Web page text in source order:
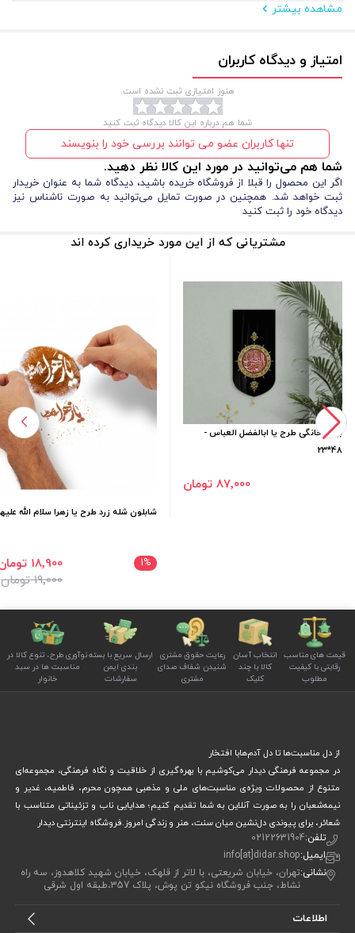
ابعاد ( سانتی متر )
شکل
مستطیل عمودی
مشاهده بیشتر
امتیاز و دیدگاه کاربران
هنوز امتیازی ثبت نشده است.
شما هم درباره این کالا دیدگاه ثبت کنید
تنها کاربران عضو می توانند بررسی خود را بنویسند
شما هم می‌توانید در مورد این کالا نظر دهید.
اگر این محصول را قبلا از فروشگاه خریده باشید، دیدگاه شما به عنوان خریدار
ثبت خواهد شد. همچنین در صورت تمایل می‌توانید به صورت ناشناس نیز
دیدگاه خود را ثبت کنید
مشتریانی که از این مورد خریداری کرده اند
بیرق خانگی طرح یا ابالفضل العباس -
48*23
87٬000 تومان
شابلون شله زرد طرح یا زهرا سلام الله
1%
19٬000 تومان
18٬900 تومان
قیمت های مناسب
رقابتی با کیفیت
مطلوب
انتخاب آسان
کالا با چند
کلیک
رعایت حقوق مشتری
شنیدن شفاف صدای
مشتری
ارسال سریع با بسته
بندی ایمن
سفارشات
نوآوری طرح، تنوع کالا در
مناسبت ها در سبد
خانوار
از دل مناسبت‌ها تا دل آدم‌هابا افتخار
در مجموعه فرهنگی دیدار می‌کوشیم با بهره‌گیری از خلاقیت و نگاه فرهنگی، مجموعه‌ای
متنوع از محصولات ویژه‌ی مناسبت‌های ملی و مذهبی همچون محرم، فاطمیه، غدیر و
نیمه‌شعبان را به صورت آنلاین به شما تقدیم کنیم؛ هدایایی ناب و تزئیناتی متناسب با
شعائر، برای پیوندی دل‌نشین میان سنت، هنر و زندگی امروز.فروشگاه اینترنتی دیدار
تلفن:02122631904
ایمیل:info[at]didar.shop
نشانی:تهران، خیابان شریعتی، با لاتر از قلهک، خیابان شهید کلاهدوز، سه راه
نشاط، جنب فروشگاه نیکو تن پوش، پلاک 357،طبقه اول شرقی
اطلاعات